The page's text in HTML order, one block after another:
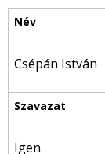
Csépán István
Igen